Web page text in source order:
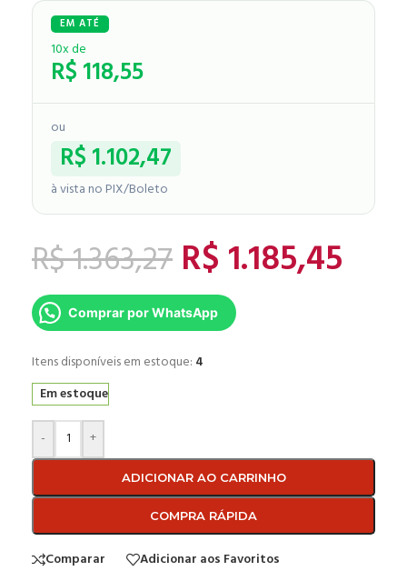
10x de
R$118,55
ou
R$1.102,47
à vista no PIX/Boleto
R$1.363,27 R$1.185,45
Comprar por WhatsApp
Itens disponíveis em estoque: 4
Em estoque
- +
ADICIONAR AO CARRINHO
COMPRA RÁPIDA
Comparar Adicionar aos Favoritos